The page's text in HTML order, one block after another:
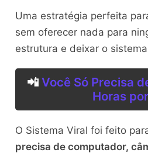
Uma estratégia perfeita
sem oferecer nada para
estrutura e deixar o
📲 Você Só Precisa
Horas
O Sistema Viral foi feito
precisa de computador,